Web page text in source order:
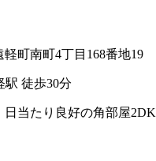
町南町4丁目168番地19
駅 徒歩30分
日当たり良好の角部屋2DK